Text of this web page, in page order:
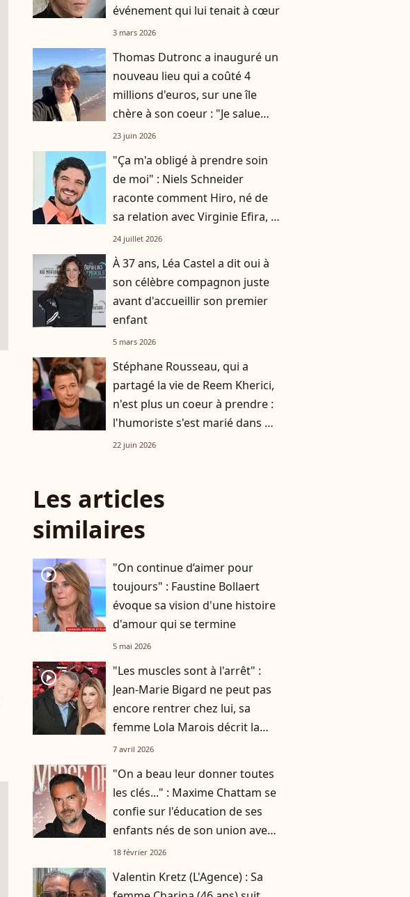
événement qui lui tenait à cœur
3 mars 2026
Thomas Dutronc a inauguré un
nouveau lieu qui a coûté 4
millions d'euros, sur une île
chère à son coeur : "Je salue
l'effort de tout le monde"
23 juin 2026
"Ça m'a obligé à prendre soin
de moi" : Niels Schneider
raconte comment Hiro, né de
sa relation avec Virginie Efira, a
changé sa vie
24 juillet 2026
À 37 ans, Léa Castel a dit oui à
son célèbre compagnon juste
avant d'accueillir son premier
enfant
5 mars 2026
Stéphane Rousseau, qui a
partagé la vie de Reem Kherici,
n'est plus un coeur à prendre :
l'humoriste s'est marié dans un
lieu idyllique
22 juin 2026
Les articles
similaires
player2
"On continue d’aimer pour
toujours" : Faustine Bollaert
évoque sa vision d'une histoire
d'amour qui se termine
5 mai 2026
player2
"Les muscles sont à l'arrêt" :
Jean-Marie Bigard ne peut pas
encore rentrer chez lui, sa
femme Lola Marois décrit la
situation
7 avril 2026
"On a beau leur donner toutes
les clés..." : Maxime Chattam se
confie sur l'éducation de ses
enfants nés de son union avec
Faustine Bollaert
18 février 2026
Valentin Kretz (L'Agence) : Sa